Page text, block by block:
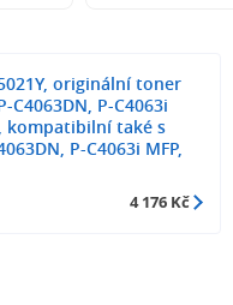
originální toner
P-C4063i
kompatibilní také s
P-C4063i MFP,
4 176 Kč